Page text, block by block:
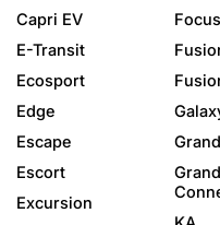
Capri EV
E-Transit
Ecosport
Edge
Escape
Escort
Excursion